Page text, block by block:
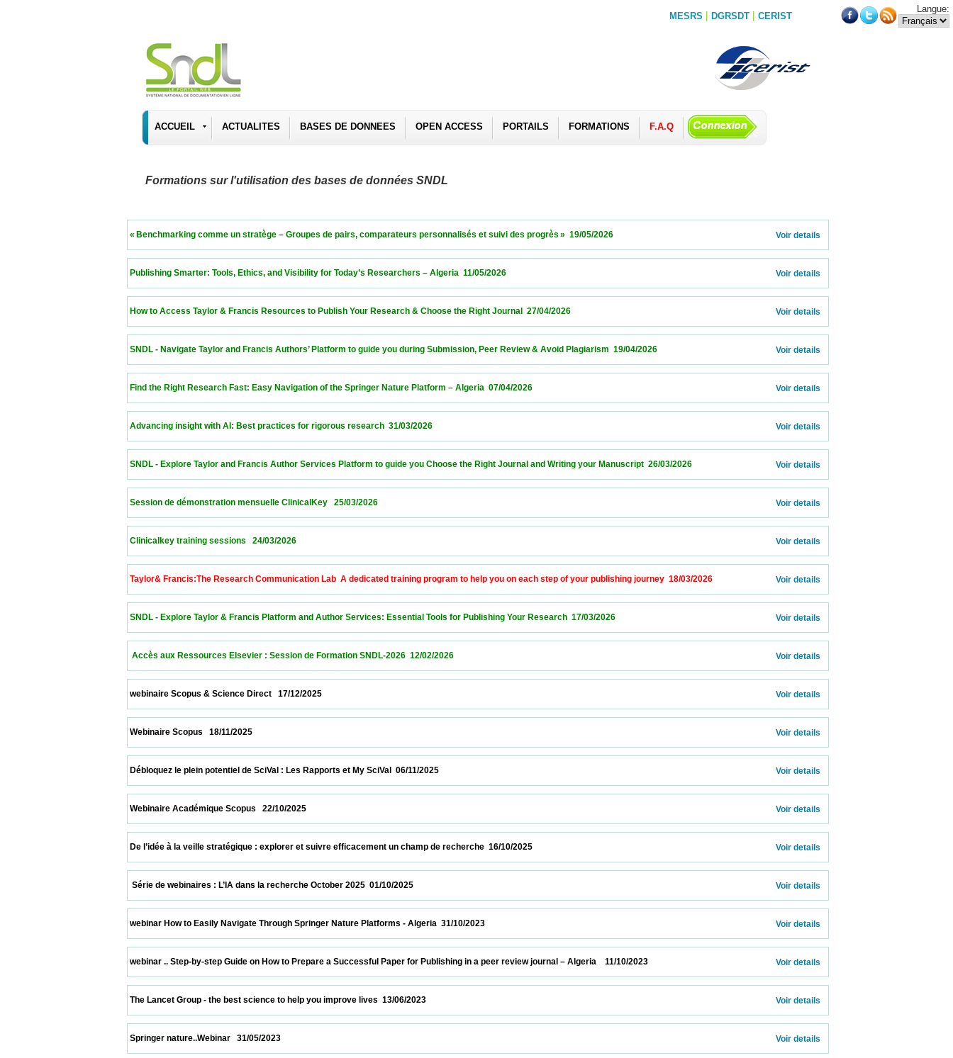
MESRS | DGRSDT | CERIST
Langue:
ACCUEIL ACTUALITES BASES DE DONNEES OPEN ACCESS PORTAILS FORMATIONS F.A.Q
Formations sur l'utilisation des bases de données SNDL
« Benchmarking comme un stratège – Groupes de pairs, comparateurs personnalisés et suivi des progrès »  19/05/2026 Voir details
Publishing Smarter: Tools, Ethics, and Visibility for Today’s Researchers – Algeria  11/05/2026 Voir details
How to Access Taylor & Francis Resources to Publish Your Research & Choose the Right Journal  27/04/2026 Voir details
SNDL - Navigate Taylor and Francis Authors’ Platform to guide you during Submission, Peer Review & Avoid Plagiarism  19/04/2026 Voir details
Find the Right Research Fast: Easy Navigation of the Springer Nature Platform – Algeria  07/04/2026 Voir details
Advancing insight with AI: Best practices for rigorous research  31/03/2026 Voir details
SNDL - Explore Taylor and Francis Author Services Platform to guide you Choose the Right Journal and Writing your Manuscript  26/03/2026 Voir details
Session de démonstration mensuelle ClinicalKey   25/03/2026 Voir details
Clinicalkey training sessions   24/03/2026 Voir details
Taylor& Francis:The Research Communication Lab  A dedicated training program to help you on each step of your publishing journey  18/03/2026 Voir details
SNDL - Explore Taylor & Francis Platform and Author Services: Essential Tools for Publishing Your Research  17/03/2026 Voir details
Accès aux Ressources Elsevier : Session de Formation SNDL-2026  12/02/2026 Voir details
webinaire Scopus & Science Direct   17/12/2025 Voir details
Webinaire Scopus   18/11/2025 Voir details
Débloquez le plein potentiel de SciVal : Les Rapports et My SciVal  06/11/2025 Voir details
Webinaire Académique Scopus   22/10/2025 Voir details
De l’idée à la veille stratégique : explorer et suivre efficacement un champ de recherche  16/10/2025 Voir details
Série de webinaires : L’IA dans la recherche October 2025  01/10/2025 Voir details
webinar How to Easily Navigate Through Springer Nature Platforms - Algeria  31/10/2023 Voir details
webinar .. Step-by-step Guide on How to Prepare a Successful Paper for Publishing in a peer review journal – Algeria    11/10/2023 Voir details
The Lancet Group - the best science to help you improve lives  13/06/2023 Voir details
Springer nature..Webinar   31/05/2023 Voir details